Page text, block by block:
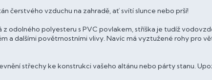
čerstvého vzduchu na zahradě, ať svítí slunce nebo prší!
odolného polyesteru s PVC povlakem, stříška je tudíž
a dalšími povětrnostními vlivy. Navíc má vyztužené rohy pro
střechy ke konstrukci vašeho altánu nebo párty stanu.